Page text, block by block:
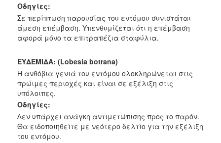
Οδηγίες:
Σε περίπτωση παρουσίας του εντόμου συνιστάται
άμεση επέμβαση. Υπενθυμίζεται ότι η επέμβαση
αφορά μόνο τα επιτραπέζια σταφύλια.
ΕΥΔΕΜΙΔΑ: (Lobesia botrana)
Η ανθόβια γενιά του εντόμου ολοκληρώνεται στις
πρώιμες περιοχές και είναι σε εξέλιξη στις
υπόλοιπες.
Οδηγίες:
∆εν υπάρχει ανάγκη αντιμετώπισης προς το παρόν.
Θα ειδοποιηθείτε με νεότερο δελτίο για την εξέλιξη
του εντόμου.